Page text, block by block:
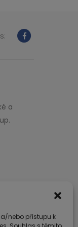
nebo přístupu k
a